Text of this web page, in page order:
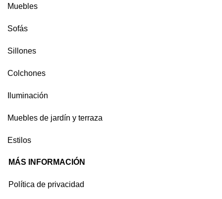
Muebles
Sofás
Sillones
Colchones
Iluminación
Muebles de jardín y terraza
Estilos
MÁS INFORMACIÓN
Política de privacidad